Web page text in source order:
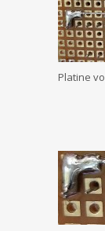
Platine